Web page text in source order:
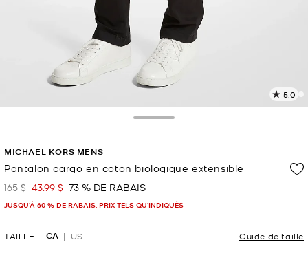
5.0
MICHAEL KORS MENS
Pantalon cargo en coton biologique extensible
était
165 $ maintenant
43.99 $ 73 % DE RABAIS
JUSQU’À 60 % DE RABAIS. PRIX TELS QU'INDIQUÉS
TAILLE CA US Guide de taille